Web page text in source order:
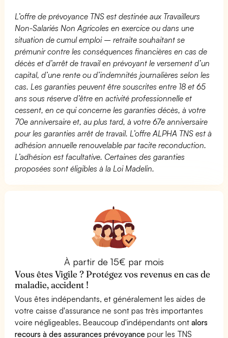
L’offre de prévoyance TNS est destinée aux Travailleurs
Non-Salariés Non Agricoles en exercice ou dans une
situation de cumul emploi – retraite souhaitant se
prémunir contre les conséquences financières en cas de
décès et d’arrêt de travail en prévoyant le versement d’un
capital, d’une rente ou d’indemnités journalières selon les
cas. Les garanties peuvent être souscrites entre 18 et 65
ans sous réserve d’être en activité professionnelle et
cessent, en ce qui concerne les garanties décès, à votre
70e anniversaire et, au plus tard, à votre 67e anniversaire
pour les garanties arrêt de travail. L’offre ALPHA TNS est à
adhésion annuelle renouvelable par tacite reconduction.
L’adhésion est facultative. Certaines des garanties
proposées sont éligibles à la Loi Madelin.
À partir de 15€ par mois
Vous êtes Vigile ? Protégez vos revenus en cas de
maladie, accident !
Vous êtes indépendants, et généralement les aides de
votre caisse d'assurance ne sont pas très importantes
voire négligeables. Beaucoup d'indépendants ontalors
recours à des assurances prévoyance pour les TNS